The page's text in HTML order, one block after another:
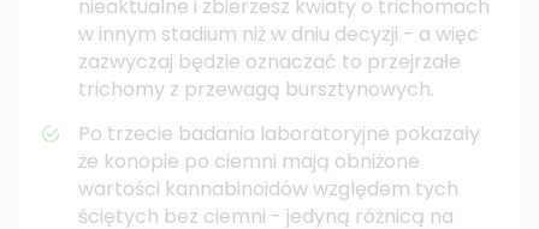
nieaktualne i zbierzesz kwiaty o trichomach
w innym stadium niż w dniu decyzji - a więc
zazwyczaj będzie oznaczać to przejrzałe
trichomy z przewagą bursztynowych.
Po trzecie badania laboratoryjne pokazały
że konopie po ciemni mają obniżone
wartości kannabinoidów względem tych
ściętych bez ciemni - jedyną różnicą na